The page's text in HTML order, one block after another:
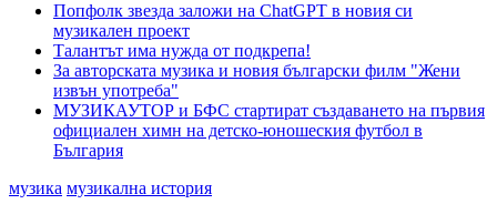
Попфолк звезда заложи на ChatGPT в новия си
музикален проект
Талантът има нужда от подкрепа!
За авторската музика и новия български филм "Жени
извън употреба"
МУЗИКАУТОР и БФС стартират създаването на първия
официален химн на детско-юношеския футбол в
България
музика музикална история